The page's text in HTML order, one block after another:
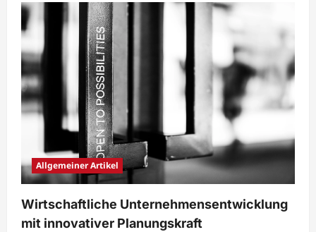
Allgemeiner Artikel
Wirtschaftliche Unternehmensentwicklung
mit innovativer Planungskraft